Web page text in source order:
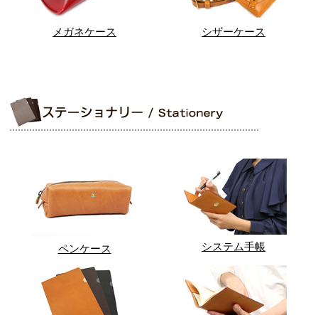
メガネケース シザーケース
ペンケース システム手帳